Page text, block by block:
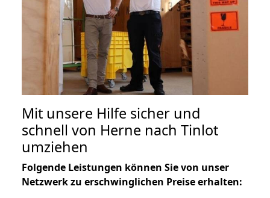
Mit unsere Hilfe sicher und
schnell von Herne nach Tinlot
umziehen
Folgende Leistungen können Sie von unser
Netzwerk zu erschwinglichen Preise erhalten: